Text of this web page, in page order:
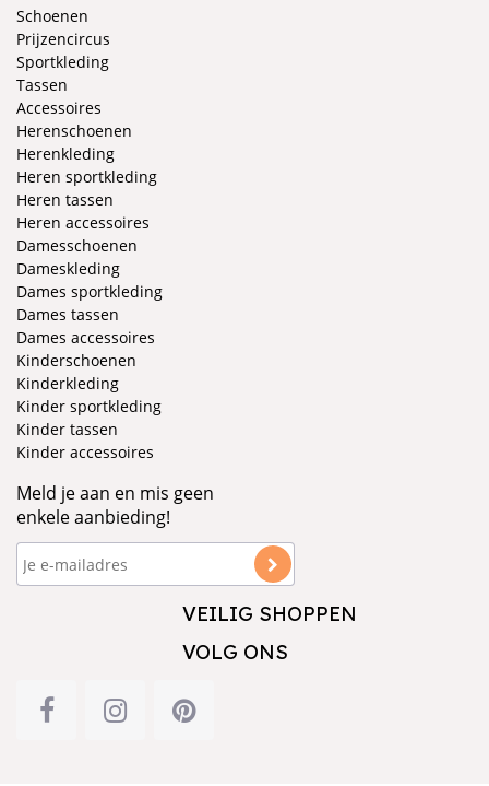
Schoenen
Prijzencircus
Sportkleding
Tassen
Accessoires
Herenschoenen
Herenkleding
Heren sportkleding
Heren tassen
Heren accessoires
Damesschoenen
Dameskleding
Dames sportkleding
Dames tassen
Dames accessoires
Kinderschoenen
Kinderkleding
Kinder sportkleding
Kinder tassen
Kinder accessoires
Meld je aan en mis geen
enkele aanbieding!
VEILIG SHOPPEN
VOLG ONS